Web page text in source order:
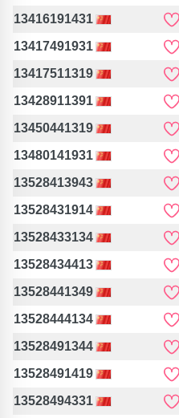
13416191431
13417491931
13417511319
13428911391
13450441319
13480141931
13528413943
13528431914
13528433134
13528434413
13528441349
13528444134
13528491344
13528491419
13528494331